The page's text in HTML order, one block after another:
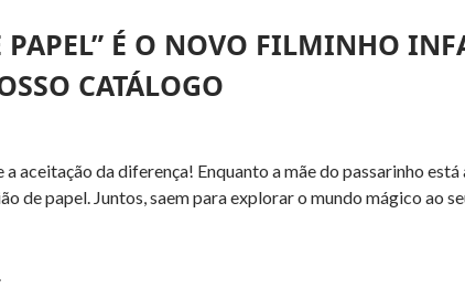
PAPEL” É O NOVO FILMINHO
CATÁLOGO
aceitação da diferença! Enquanto a mãe do passarinho
de papel. Juntos, saem para explorar o mundo mágico ao